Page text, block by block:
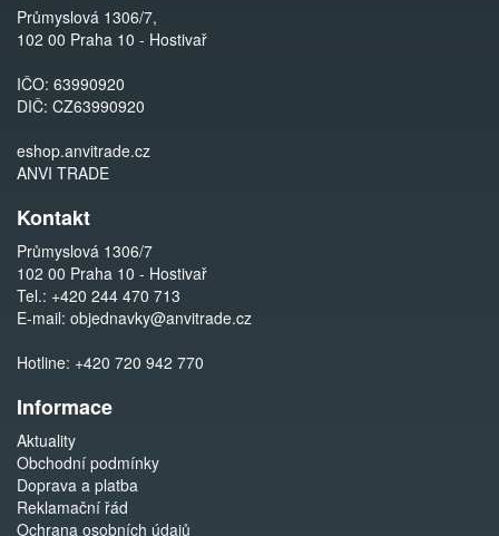
Průmyslová 1306/7,
102 00 Praha 10 - Hostivař
IČO: 63990920
DIČ: CZ63990920
eshop.anvitrade.cz
ANVI TRADE
Kontakt
Průmyslová 1306/7
102 00 Praha 10 - Hostivař
Tel.: +420 244 470 713
E-mail: objednavky@anvitrade.cz
Hotline: +420 720 942 770
Informace
Aktuality
Obchodní podmínky
Doprava a platba
Reklamační řád
Ochrana osobních údajů